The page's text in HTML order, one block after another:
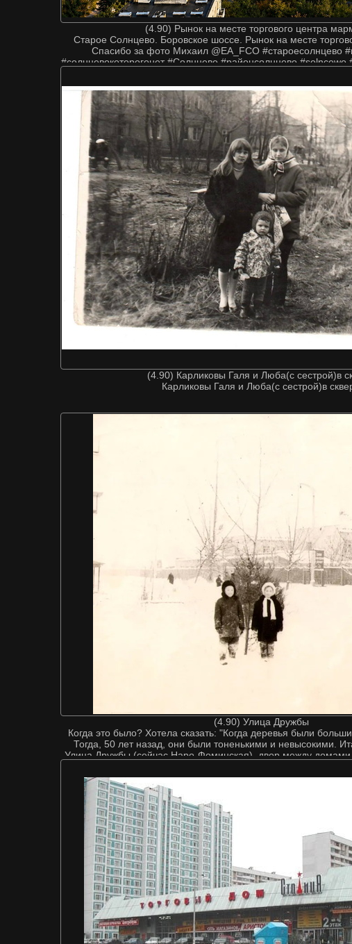
(4.90) Рынок на месте торгового центра
Старое Солнцево. Боровское шоссе. Рынок на месте
Спасибо за фото Михаил @EA_FCO #староесолнцево
#солнцевокоторогонет #Солнцево #районсолнцево #solncewo
(4.90) Карликовы Галя и Люба(с сестрой)в
Карликовы Галя и Люба(с сестрой)в
(4.90) Улица Дружбы
Когда это было? Хотела сказать: "Когда деревья были
Тогда, 50 лет назад, они были тоненькими и невысокими.
Улица Дружбы (сейчас Наро-Фоминская), двор между